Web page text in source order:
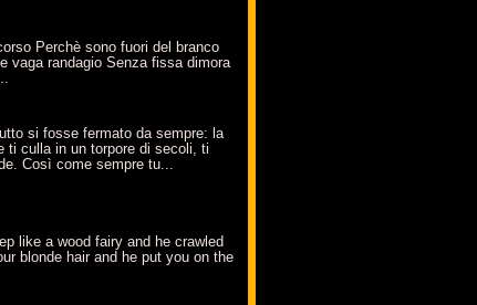
Perchè sono fuori del branco
vaga randagio Senza fissa dimora
si fosse fermato da sempre: la
ti culla in un torpore di secoli, ti
Così come sempre tu...
like a wood fairy and he crawled
blonde hair and he put you on the